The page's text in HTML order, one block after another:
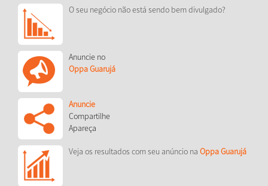
O seu negócio não está sendo bem divulgado?
Anuncie no
Oppa Guarujá
Anuncie
Compartilhe
Apareça
Veja os resultados com seu anúncio na Oppa Guarujá